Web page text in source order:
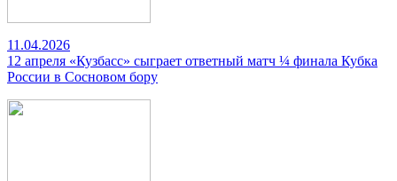
11.04.2026
12 апреля «Кузбасс» сыграет ответный матч ¼ финала Кубка
России в Сосновом бору